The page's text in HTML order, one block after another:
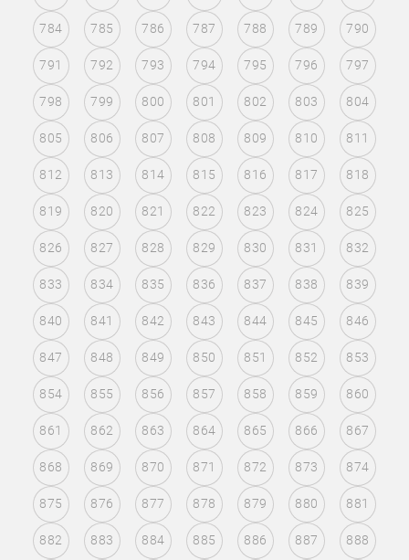
784 785 786 787 788 789 790
791 792 793 794 795 796 797
798 799 800 801 802 803 804
805 806 807 808 809 810 811
812 813 814 815 816 817 818
819 820 821 822 823 824 825
826 827 828 829 830 831 832
833 834 835 836 837 838 839
840 841 842 843 844 845 846
847 848 849 850 851 852 853
854 855 856 857 858 859 860
861 862 863 864 865 866 867
868 869 870 871 872 873 874
875 876 877 878 879 880 881
882 883 884 885 886 887 888